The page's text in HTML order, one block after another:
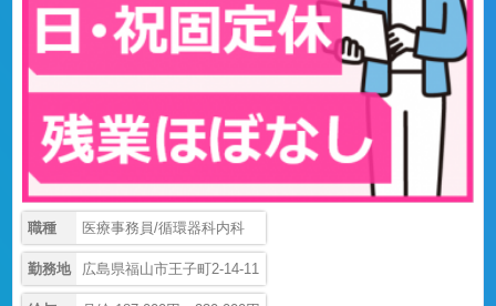
職種 医療事務員/循環器科内科
勤務地 広島県福山市王子町2-14-11